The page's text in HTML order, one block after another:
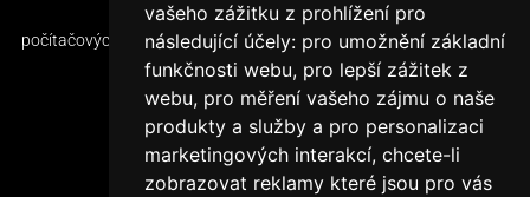
vašeho zážitku z prohlížení pro
následující účely: pro umožnění základní
funkčnosti webu, pro lepší zážitek z
webu, pro měření vašeho zájmu o naše
produkty a služby a pro personalizaci
marketingových interakcí, chcete-li
zobrazovat reklamy které jsou pro vás
počítačových sestav
Vytvořil Jan Slezák